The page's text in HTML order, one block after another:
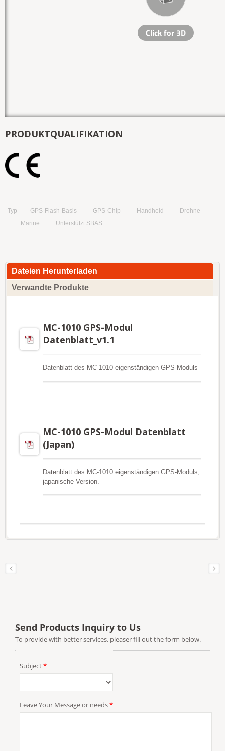
PRODUKTQUALIFIKATION
Typ GPS-Flash-Basis GPS-Chip Handheld
Drohne
Marine
Unterstützt SBAS
Dateien Herunterladen
Verwandte Produkte
MC-1010 GPS-Modul
Datenblatt_v1.1
Datenblatt des MC-1010 eigenständigen GPS-Moduls
MC-1010 GPS-Modul Datenblatt
(Japan)
Datenblatt des MC-1010 eigenständigen GPS-Moduls,
japanische Version.